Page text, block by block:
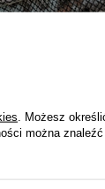
. Możesz
można